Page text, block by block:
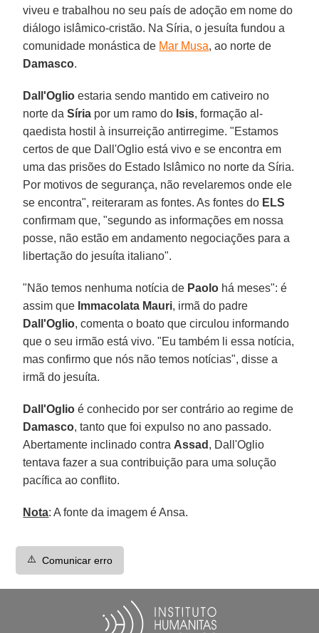
viveu e trabalhou no seu país de adoção em nome do
diálogo islâmico-cristão. Na Síria, o jesuíta fundou a
comunidade monástica de Mar Musa, ao norte de
Damasco.
Dall'Oglio estaria sendo mantido em cativeiro no
norte daSíria por um ramo do Isis, formação al-
qaedista hostil à insurreição antirregime. "Estamos
certos de que Dall'Oglio está vivo e se encontra em
uma das prisões do Estado Islâmico no norte da Síria.
Por motivos de segurança, não revelaremos onde ele
se encontra", reiteraram as fontes. As fontes do ELS
confirmam que, "segundo as informações em nossa
posse, não estão em andamento negociações para a
libertação do jesuíta italiano".
"Não temos nenhuma notícia de Paolo há meses": é
assim que Immacolata Mauri, irmã do padre
Dall'Oglio, comenta o boato que circulou informando
que o seu irmão está vivo. "Eu também li essa notícia,
mas confirmo que nós não temos notícias", disse a
irmã do jesuíta.
Dall'Oglio é conhecido por ser contrário ao regime de
Damasco, tanto que foi expulso no ano passado.
Abertamente inclinado contra Assad , Dall'Oglio
tentava fazer a sua contribuição para uma solução
pacífica ao conflito.
Nota: A fonte da imagem é Ansa.
⚠️ Comunicar erro